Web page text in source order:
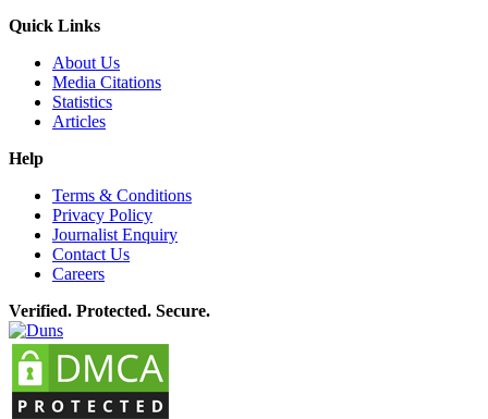
Quick Links
About Us
Media Citations
Statistics
Articles
Help
Terms & Conditions
Privacy Policy
Journalist Enquiry
Contact Us
Careers
Verified. Protected. Secure.